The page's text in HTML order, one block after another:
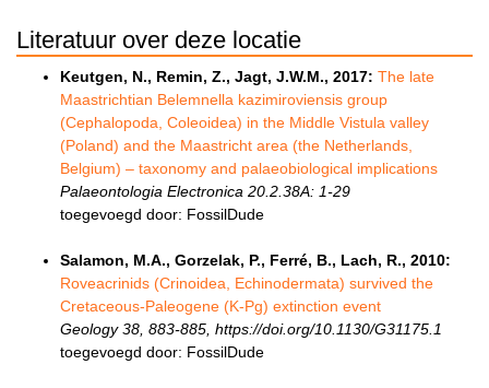
Literatuur over deze locatie
Keutgen, N., Remin, Z., Jagt, J.W.M., 2017: The late
Maastrichtian Belemnella kazimiroviensis group
(Cephalopoda, Coleoidea) in the Middle Vistula valley
(Poland) and the Maastricht area (the Netherlands,
Belgium) – taxonomy and palaeobiological implications
Palaeontologia Electronica 20.2.38A: 1-29
toegevoegd door: FossilDude
Salamon, M.A., Gorzelak, P., Ferré, B., Lach, R., 2010:
Roveacrinids (Crinoidea, Echinodermata) survived the
Cretaceous-Paleogene (K-Pg) extinction event
Geology 38, 883-885, https://doi.org/10.1130/G31175.1
toegevoegd door: FossilDude